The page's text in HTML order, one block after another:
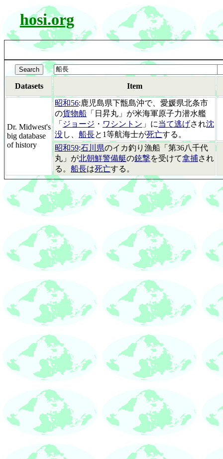
hosi.org
Datasets Item
Dr. Midwest's
big database
of history
昭和56:鹿児島県下甑島沖で、愛媛県北条市
の貨物船 「日昇丸」が米海軍原子力潜水艦
「 ジョージ ・ ワシントン 」に当て逃げされ沈
没し、 船長と1等航海士が死亡する。
昭和59:石川県のイカ釣り漁船「第36八千代
丸」が北朝鮮警備艇の銃撃を受けて拿捕され
る。 船長は死亡する。